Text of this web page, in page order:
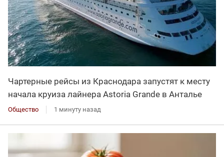
Чартерные рейсы из Краснодара запустят к месту
начала круиза лайнера Astoria Grande в Анталье
Общество 1 минуту назад